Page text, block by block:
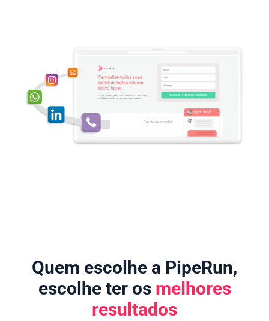
Quem escolhe a PipeRun,
escolhe ter os melhores
resultados